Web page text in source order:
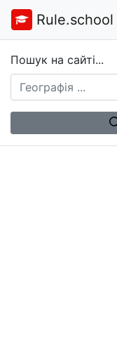
Rule.school
Пошук на сайті...